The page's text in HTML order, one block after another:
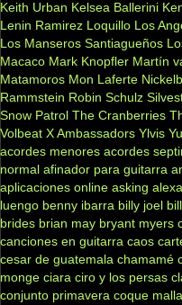
Keith Urban Kelsea Ballerini
Lenin Ramirez Loquillo Los
Los Manseros Santiagueños
Macaco Mark Knopfler Martín
Matamoros Mon Laferte
Rammstein Robin Schulz
Snow Patrol The Cranberries
Volbeat X Ambassadors Ylvis
acordes menores acordes
normal afinador para guitarra
aplicaciones online asking
luengo benny ibarra billy joel
brides brian may bryant myers
canciones en guitarra caos
cesar de guatemala chamamé
monge ciara ciro y los persas
conjunto primavera coque malla